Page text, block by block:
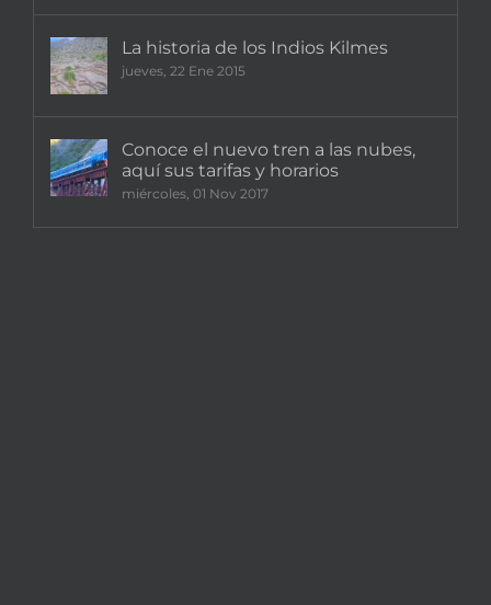
La historia de los Indios Kilmes
jueves, 22 Ene 2015
Conoce el nuevo tren a las nubes,
aquí sus tarifas y horarios
miércoles, 01 Nov 2017